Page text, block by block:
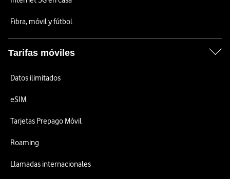
Fibra, móvil y fútbol
Tarifas móviles
Datos ilimitados
eSIM
Tarjetas Prepago Móvil
Roaming
Llamadas internacionales